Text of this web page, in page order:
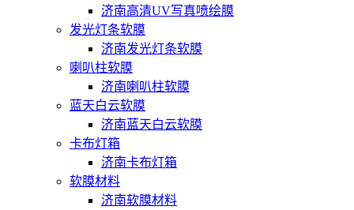
济南高清UV写真喷绘膜
发光灯条软膜
济南发光灯条软膜
喇叭柱软膜
济南喇叭柱软膜
蓝天白云软膜
济南蓝天白云软膜
卡布灯箱
济南卡布灯箱
软膜材料
济南软膜材料